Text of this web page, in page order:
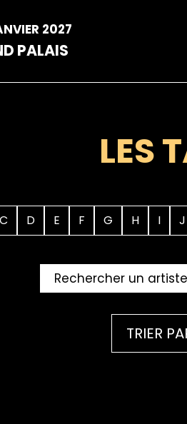
2027
PALAIS
LES
C D E F G H I J
TRIER